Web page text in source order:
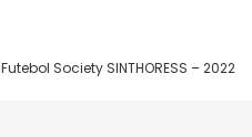
Society SINTHORESS – 2022